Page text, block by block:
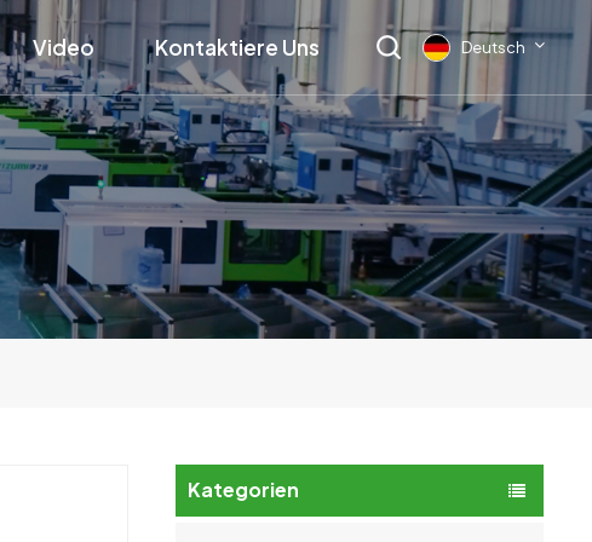
Video Kontaktiere Uns Deutsch
English
français
Deutsch
русский
Kategorien